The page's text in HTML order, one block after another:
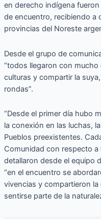
en derecho indígena
de encuentro, recibiendo a
provincias del Noreste
Desde el grupo de
“todos llegaron con
culturas y compartir la
rondas”.
“Desde el primer día hubo
la conexión en las luchas,
Pueblos preexistentes.
Comunidad con respecto a
detallaron desde el equipo
“en el encuentro se
vivencias y compartieron la
sentirse parte de la